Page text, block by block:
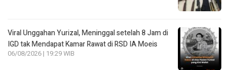
Viral Unggahan Yurizal, Meninggal setelah 8 Jam di
IGD tak Mendapat Kamar Rawat di RSD IA Moeis
06/08/2026 | 19:29 WIB